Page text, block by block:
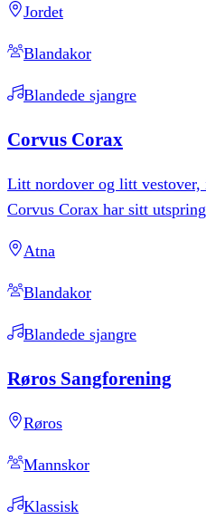
Jordet
Blandakor
Blandede sjangre
Corvus Corax
Litt nordover og litt
Corvus Corax har sitt
Atna
Blandakor
Blandede sjangre
Røros Sangforening
Røros
Mannskor
Klassisk